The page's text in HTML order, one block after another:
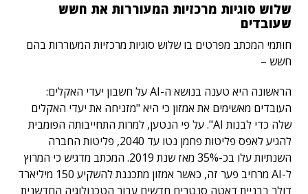
שלוש סוגיות מרכזיות המעוררות את חשש
שעובדים
חותמי המכתב מפרטים בו שלוש סוגיות מרכזיות המעוררות בהם
חשש –
הראשונה היא טענה בנושא ה-AI על חשבון יעדי האקלים:
העובדים מאשימים את אמזון כי היא "מזניחה את יעדי האקלים
שלה כדי לבנות AI". על פי הנטען, למרות התחייבותה הפומבית
להגיע לאפס פליטות פחמן נטו עד 2040, פליטות החברה
השנתיות עלו בכ-35% מאז שנת 2019. המכתב מדגיש כי המרוץ
ל-AI מרחיב פער זה, כאשר אמזון מתכננת להשקיע 150 מיליארד
דולר בבניית דאטה סנטרים חדשים עבור הטכנולוגיה החדשנית